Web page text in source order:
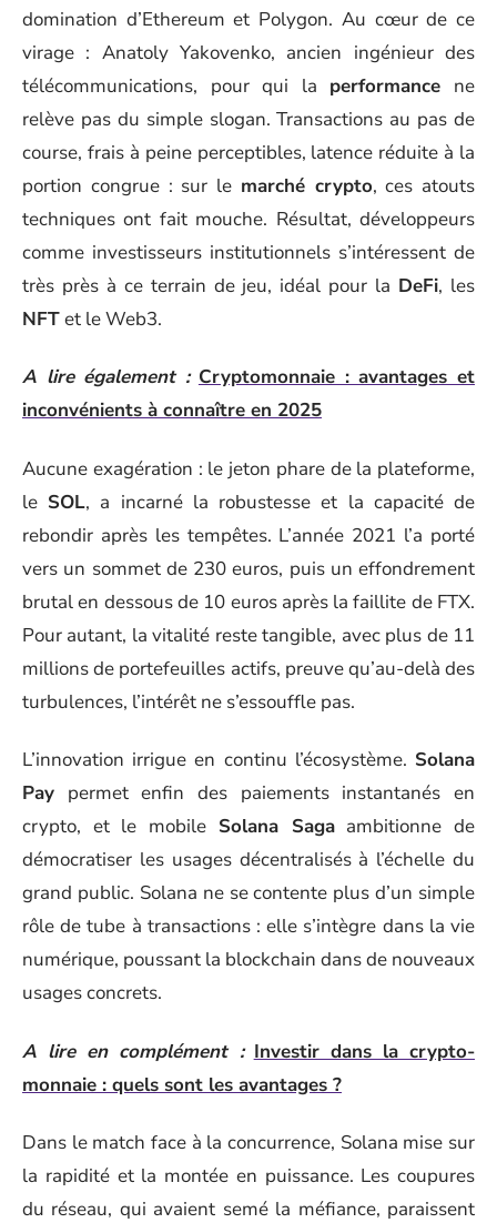
domination d’Ethereum et Polygon. Au cœur de ce
virage : Anatoly Yakovenko, ancien ingénieur des
télécommunications, pour qui la performance ne
relève pas du simple slogan. Transactions au pas de
course, frais à peine perceptibles, latence réduite à la
portion congrue : sur le marché crypto, ces atouts
techniques ont fait mouche. Résultat, développeurs
comme investisseurs institutionnels s’intéressent de
très près à ce terrain de jeu, idéal pour la DeFi, les
NFTet le Web3.
A lire également : Cryptomonnaie : avantages et
inconvénients à connaître en 2025
Aucune exagération : le jeton phare de la plateforme,
le SOL, a incarné la robustesse et la capacité de
rebondir après les tempêtes. L’année 2021 l’a porté
vers un sommet de 230 euros, puis un effondrement
brutal en dessous de 10 euros après la faillite de FTX.
Pour autant, la vitalité reste tangible, avec plus de 11
millions de portefeuilles actifs, preuve qu’au-delà des
turbulences, l’intérêt ne s’essouffle pas.
L’innovation irrigue en continu l’écosystème. Solana
Pay permet enfin des paiements instantanés en
crypto, et le mobile Solana Sagaambitionne de
démocratiser les usages décentralisés à l’échelle du
grand public. Solana ne se contente plus d’un simple
rôle de tube à transactions : elle s’intègre dans la vie
numérique, poussant la blockchain dans de nouveaux
usages concrets.
A lire en complément : Investir dans la crypto-
monnaie : quels sont les avantages ?
Dans le match face à la concurrence, Solana mise sur
la rapidité et la montée en puissance. Les coupures
du réseau, qui avaient semé la méfiance, paraissent